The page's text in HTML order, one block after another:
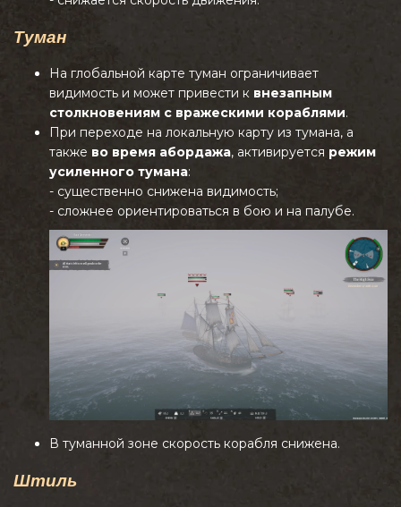
Туман
На глобальной карте туман ограничивает
видимость и может привести к внезапным
столкновениям с вражескими кораблями.
При переходе на локальную карту из тумана, а
также во время абордажа, активируется режим
усиленного тумана:
- существенно снижена видимость;
- сложнее ориентироваться в бою и на палубе.
В туманной зоне скорость корабля снижена.
Штиль